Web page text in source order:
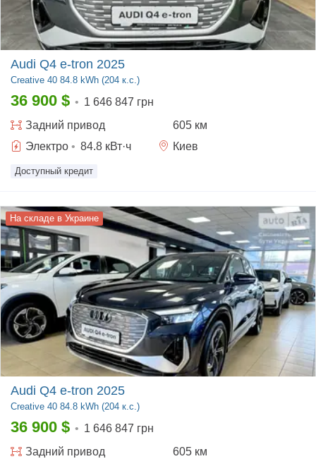
Audi Q4 e-tron 2025
Creative 40 84.8 kWh (204 к.с.)
36 900 $ • 1 646 847 грн
Задний привод
605 км
Электро • 84.8 кВт·ч Киев
Доступный кредит
На складе в Украине
Audi Q4 e-tron 2025
Creative 40 84.8 kWh (204 к.с.)
36 900 $ • 1 646 847 грн
Задний привод
605 км